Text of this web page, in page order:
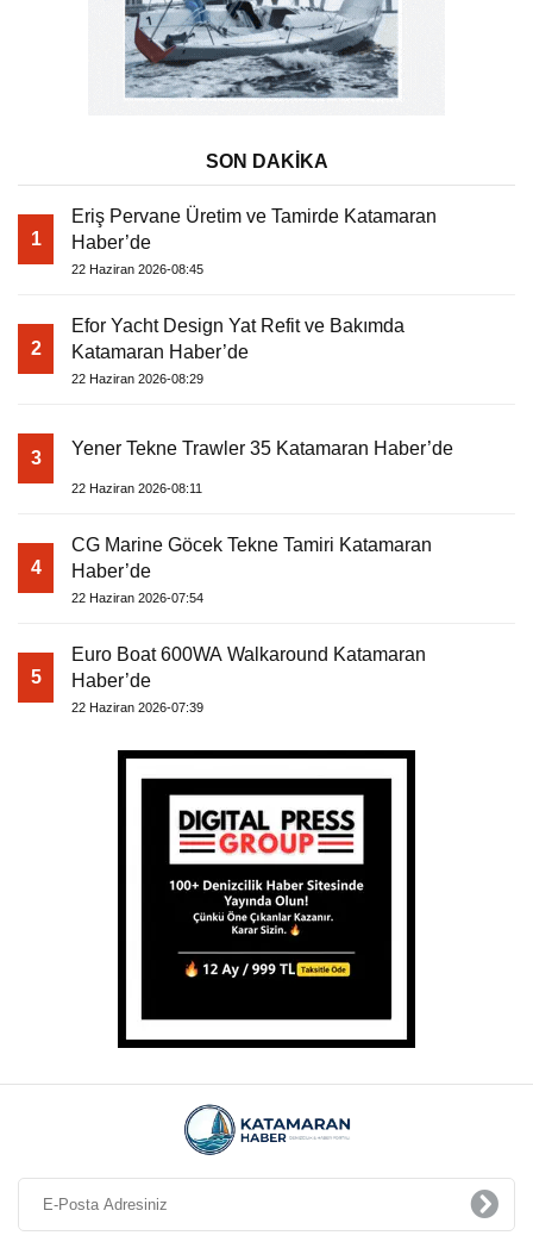
SON DAKİKA
1
Eriş Pervane Üretim ve Tamirde Katamaran
Haber’de
22 Haziran 2026-08:45
2
Efor Yacht Design Yat Refit ve Bakımda
Katamaran Haber’de
22 Haziran 2026-08:29
3 Yener Tekne Trawler 35 Katamaran Haber’de
22 Haziran 2026-08:11
4
CG Marine Göcek Tekne Tamiri Katamaran
Haber’de
22 Haziran 2026-07:54
5
Euro Boat 600WA Walkaround Katamaran
Haber’de
22 Haziran 2026-07:39